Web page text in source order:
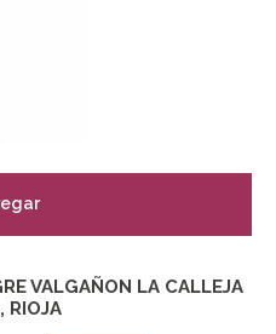
VALGAÑON LA CALLEJA
RIOJA